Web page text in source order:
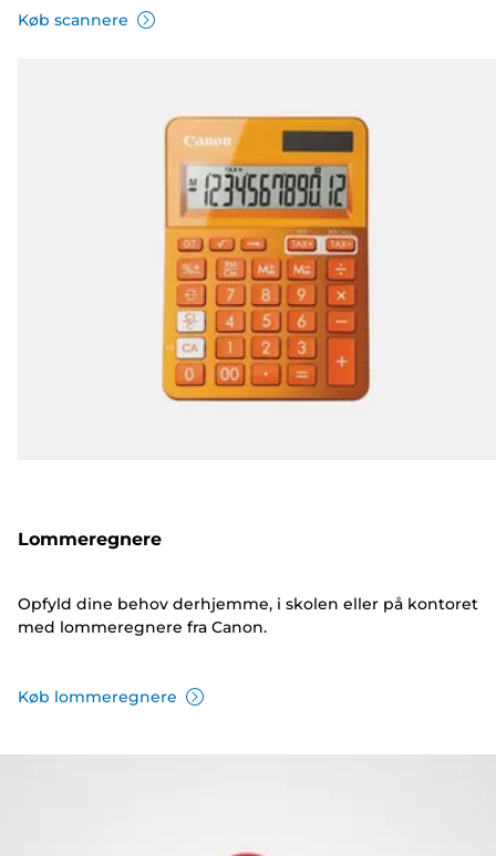
Køb scannere
Lommeregnere
Opfyld dine behov derhjemme, i skolen eller på kontoret
med lommeregnere fra Canon.
Køb lommeregnere